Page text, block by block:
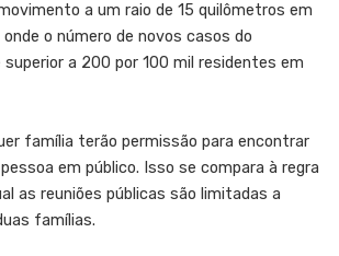
a um raio de 15 quilômetros em
o número de novos casos do
superior a 200 por 100 mil residentes em
família terão permissão para encontrar
em público. Isso se compara à regra
as reuniões públicas são limitadas a
famílias.